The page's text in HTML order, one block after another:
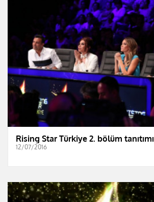
Rising Star Türkiye 2. bölüm tanıtımı
12/07/2016